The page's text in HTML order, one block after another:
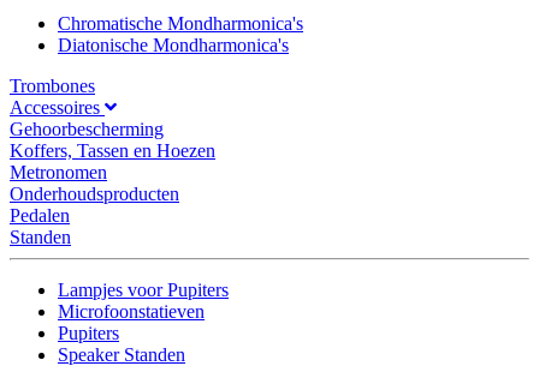
Chromatische Mondharmonica's
Diatonische Mondharmonica's
Trombones
Accessoires
Gehoorbescherming
Koffers, Tassen en Hoezen
Metronomen
Onderhoudsproducten
Pedalen
Standen
Lampjes voor Pupiters
Microfoonstatieven
Pupiters
Speaker Standen